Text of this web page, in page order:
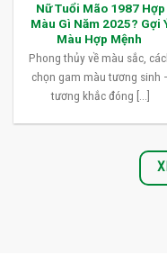
Nữ Tuổi Mão 1987 Hợp
Màu Gì Năm 2025? Gợi
Màu Hợp Mệnh
Phong thủy về màu sắc,
chọn gam màu tương sinh
tương khắc đóng [...]